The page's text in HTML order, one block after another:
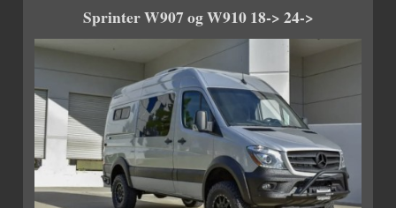
Sprinter W907 og W910 18-> 24->